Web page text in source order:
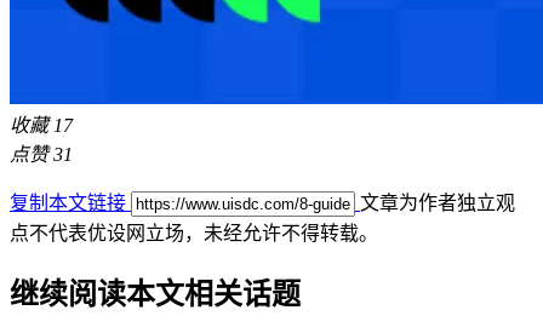
收藏 17
点赞 31
复制本文链接
文章为作者独立观
点不代表优设网立场， 未经允许不得转载。
继续阅读本文相关话题